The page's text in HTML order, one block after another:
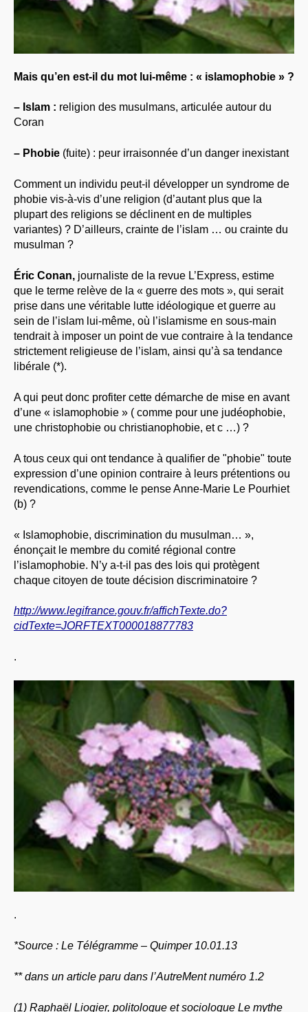
Mais qu’en est-il du mot lui-même : « islamophobie » ?
– Islam : religion des musulmans, articulée autour du
Coran
– Phobie (fuite) : peur irraisonnée d’un danger inexistant
Comment un individu peut-il développer un syndrome de
phobie vis-à-vis d’une religion (d’autant plus que la
plupart des religions se déclinent en de multiples
variantes) ? D’ailleurs, crainte de l’islam … ou crainte du
musulman ?
Éric Conan, journaliste de la revue L’Express, estime
que le terme relève de la « guerre des mots », qui serait
prise dans une véritable lutte idéologique et guerre au
sein de l’islam lui-même, où l’islamisme en sous-main
tendrait à imposer un point de vue contraire à la tendance
strictement religieuse de l’islam, ainsi qu’à sa tendance
libérale (*).
A qui peut donc profiter cette démarche de mise en avant
d’une « islamophobie » ( comme pour une judéophobie,
une christophobie ou christianophobie, et c …) ?
A tous ceux qui ont tendance à qualifier de "phobie" toute
expression d’une opinion contraire à leurs prétentions ou
revendications, comme le pense Anne-Marie Le Pourhiet
(b) ?
« Islamophobie, discrimination du musulman… »,
énonçait le membre du comité régional contre
l’islamophobie. N’y a-t-il pas des lois qui protègent
chaque citoyen de toute décision discriminatoire ?
http://www.legifrance.gouv.fr/affichTexte.do?
cidTexte=JORFTEXT000018877783
.
.
*Source : Le Télégramme – Quimper 10.01.13
** dans un article paru dans l’AutreMent numéro 1.2
(1) Raphaël Liogier, politologue et sociologue Le mythe